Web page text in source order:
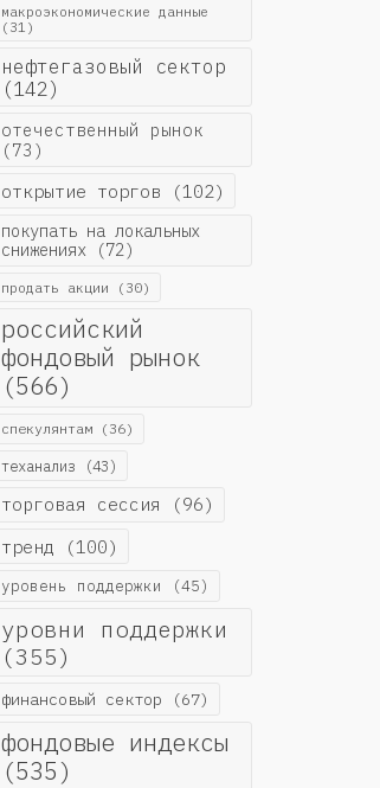
макроэкономические данные
(31)
нефтегазовый сектор
(142)
отечественный рынок
(73)
открытие торгов (102)
покупать на локальных
снижениях(72)
продать акции (30)
российский
фондовый рынок
(566)
спекулянтам(36)
теханализ (43)
торговая сессия (96)
тренд (100)
уровень поддержки (45)
уровни поддержки
(355)
финансовый сектор (67)
фондовые индексы
(535)